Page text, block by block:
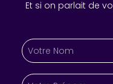
Et si on parlait de